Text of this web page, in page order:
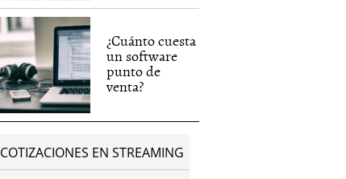
¿Cuánto cuesta
un software
punto de
venta?
COTIZACIONES EN STREAMING